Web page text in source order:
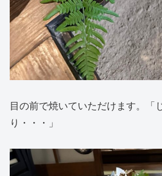
目の前で焼いていただけます。「
り・・・」